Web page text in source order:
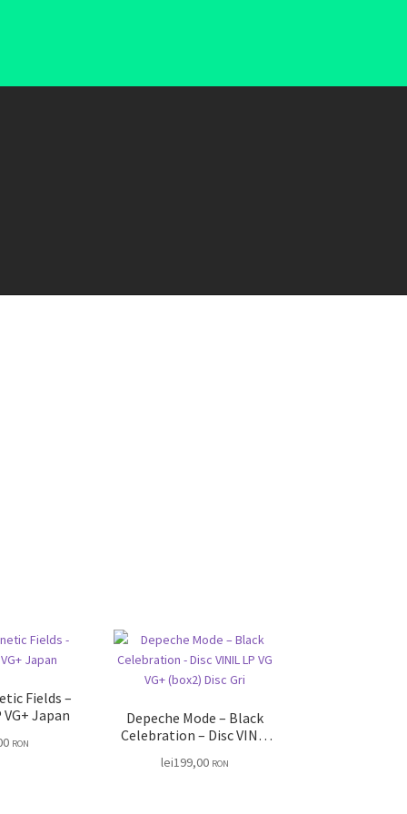
Fields –
VG+ Japan
RON
Depeche Mode – Black
Celebration – Disc VINIL
lei199,00 RON